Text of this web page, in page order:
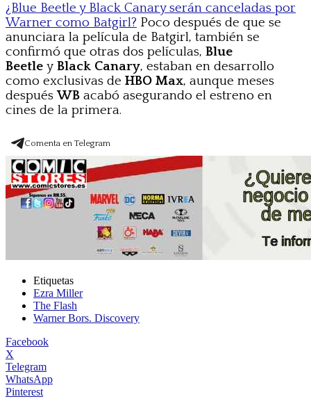
¿Blue Beetle y Black Canary serán canceladas por
Warner como Batgirl? Poco después de que se
anunciara la película de Batgirl, también se
confirmó que otras dos películas, Blue
Beetle y Black Canary, estaban en desarrollo
como exclusivas de HBO Max, aunque meses
despuésWB acabó asegurando el estreno en
cines de la primera.
Comenta en Telegram
Etiquetas
Ezra Miller
The Flash
Warner Bors. Discovery
Facebook
X
Telegram
WhatsApp
Pinterest